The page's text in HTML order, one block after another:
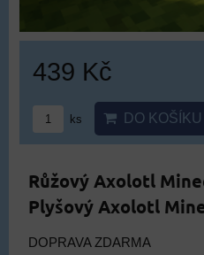
439 Kč
ks DO KOŠÍKU
Růžový Axolotl
Plyšový Axolotl
DOPRAVA ZDARMA